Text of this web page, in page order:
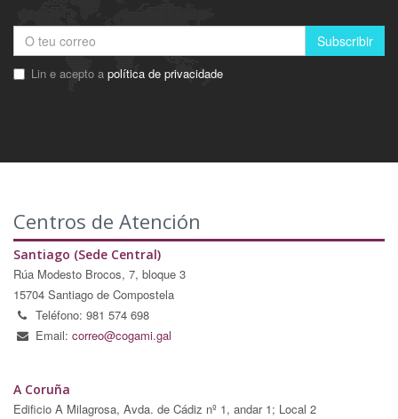
Subscribir
Lin e acepto a política de privacidade
Centros de Atención
Santiago (Sede Central)
Rúa Modesto Brocos, 7, bloque 3
15704 Santiago de Compostela
Teléfono: 981 574 698
Email: correo@cogami.gal
A Coruña
Edificio A Milagrosa, Avda. de Cádiz nº 1, andar 1; Local 2